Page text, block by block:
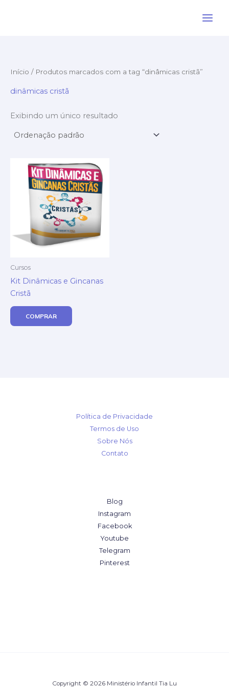
Início / Produtos marcados com a tag “dinâmicas cristã”
dinâmicas cristã
Exibindo um único resultado
Cursos
Kit Dinâmicas e Gincanas
Cristã
COMPRAR
Política de Privacidade
Termos de Uso
Sobre Nós
Contato
Blog
Instagram
Facebook
Youtube
Telegram
Pinterest
Copyright © 2026 Ministério Infantil Tia Lu